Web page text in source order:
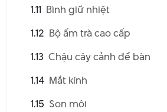
1.11 Bình giữ nhiệt
1.12 Bộ ấm trà cao cấp
1.13 Chậu cây cảnh để bàn
1.14 Mắt kính
1.15 Son môi